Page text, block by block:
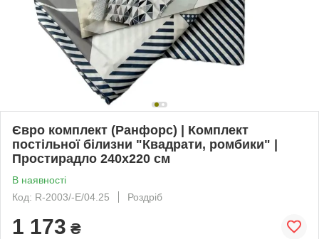
Євро комплект (Ранфорс) | Комплект
постільної білизни "Квадрати, ромбики" |
Простирадло 240х220 см
В наявності
Код: R-2003/-Е/04.25
Роздріб
1 173 ₴